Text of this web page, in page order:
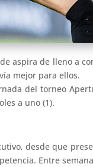
aspira de lleno a
mejor para ellos.
del torneo
a uno (1).
desde que
Entre